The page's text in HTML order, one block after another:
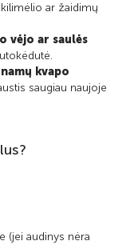
ar žaidimų
vėjo ar saulės
kvapo
saugiau naujoje
(jei audinys nėra